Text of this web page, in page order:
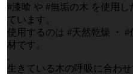
#漆喰 や #無垢の木 を使用
ています。
使用するのは #天然乾燥 ・
材です。
.
生きている木の呼吸に合わ